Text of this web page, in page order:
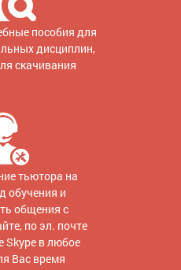
пособия для
дисциплин,
скачивания
тьютора на
обучения и
общения с
по эл. почте
Skype в любое
Вас время